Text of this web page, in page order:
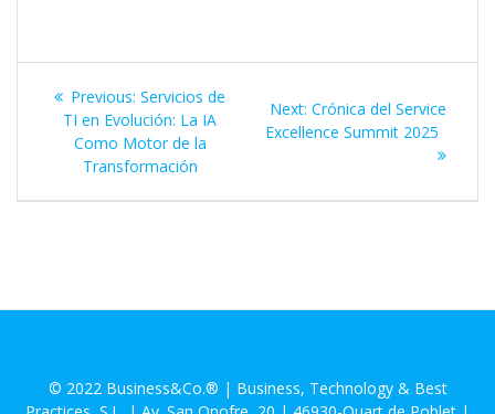
Navegación
entradas
Previous: Previous
post:
Servicios de
TI en Evolución: La IA
Como Motor de la
Transformación
Next: Next
post:
Crónica del Service
Excellence Summit 2025
© 2022 Business&Co.® | Business, Technology & Best